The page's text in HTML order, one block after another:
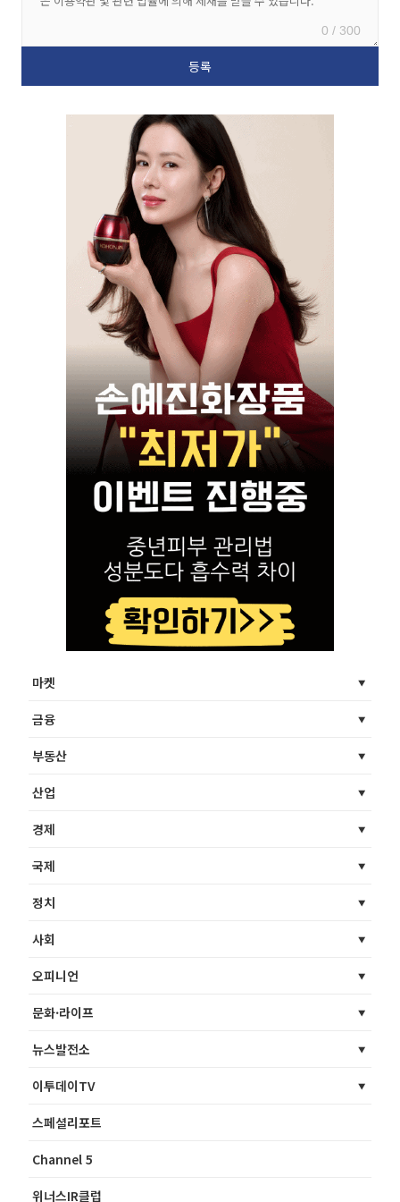
0 / 300
마켓
금융
부동산
산업
경제
국제
정치
사회
오피니언
문화·라이프
뉴스발전소
이투데이TV
스페셜리포트
Channel 5
위너스IR클럽